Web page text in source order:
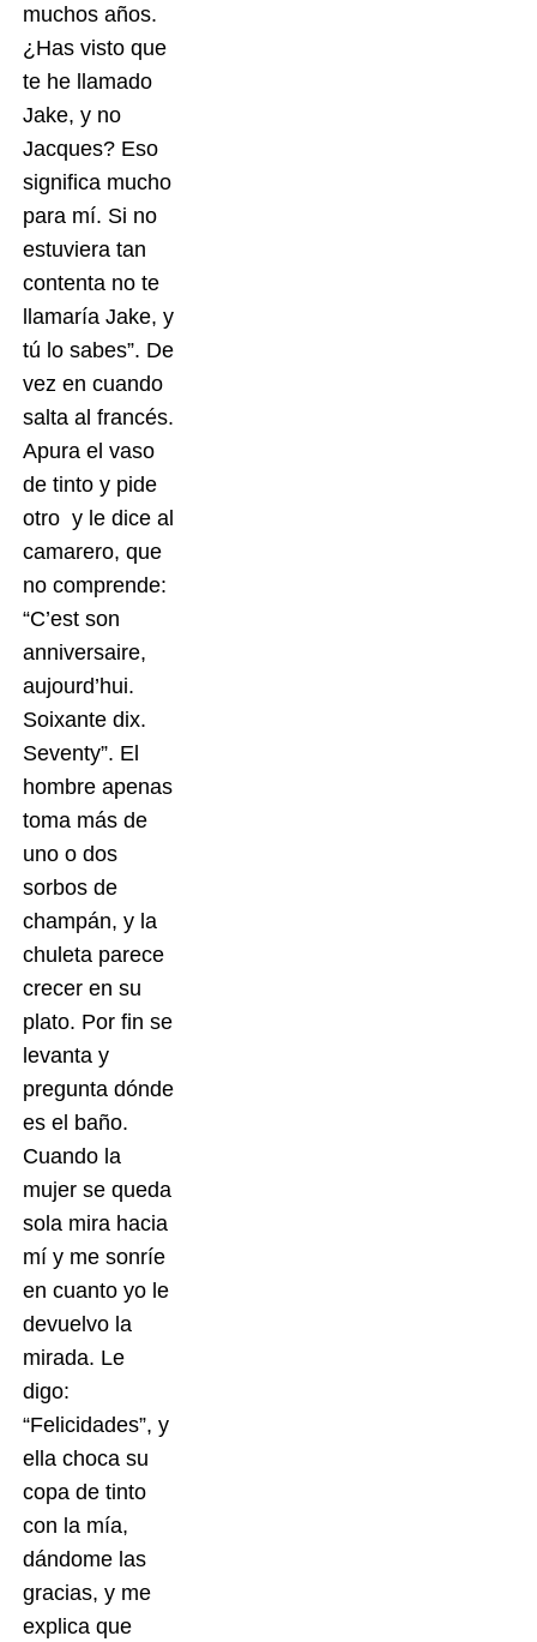
muchos años.
¿Has visto que
te he llamado
Jake, y no
Jacques? Eso
significa mucho
para mí. Si no
estuviera tan
contenta no te
llamaría Jake, y
tú lo sabes”. De
vez en cuando
salta al francés.
Apura el vaso
de tinto y pide
otro y le dice al
camarero, que
no comprende:
“C’est son
anniversaire,
aujourd’hui.
Soixante dix.
Seventy”. El
hombre apenas
toma más de
uno o dos
sorbos de
champán, y la
chuleta parece
crecer en su
plato. Por fin se
levanta y
pregunta dónde
es el baño.
Cuando la
mujer se queda
sola mira hacia
mí y me sonríe
en cuanto yo le
devuelvo la
mirada. Le
digo:
“Felicidades”, y
ella choca su
copa de tinto
con la mía,
dándome las
gracias, y me
explica que